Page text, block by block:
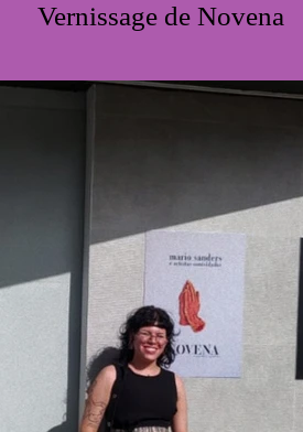
Vernissage de Novena